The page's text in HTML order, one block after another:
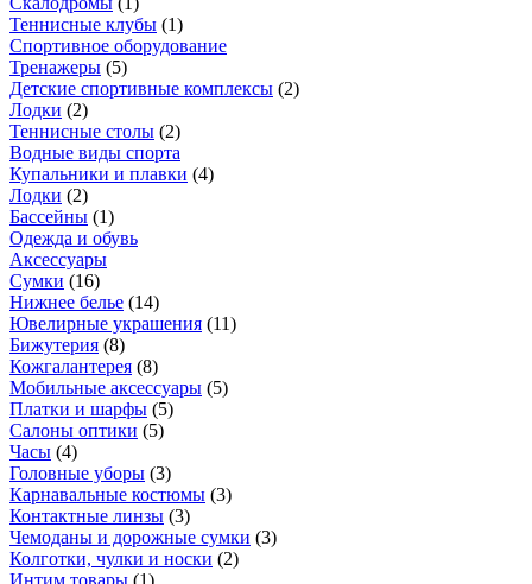
Теннисные клубы (1)
Спортивное оборудование
Тренажеры (5)
Детские спортивные комплексы (2)
Лодки (2)
Теннисные столы (2)
Водные виды спорта
Купальники и плавки (4)
Лодки (2)
Бассейны (1)
Одежда и обувь
Аксессуары
Сумки (16)
Нижнее белье (14)
Ювелирные украшения (11)
Бижутерия (8)
Кожгалантерея (8)
Мобильные аксессуары (5)
Платки и шарфы (5)
Салоны оптики (5)
Часы (4)
Головные уборы (3)
Карнавальные костюмы (3)
Контактные линзы (3)
Чемоданы и дорожные сумки (3)
Колготки, чулки и носки (2)